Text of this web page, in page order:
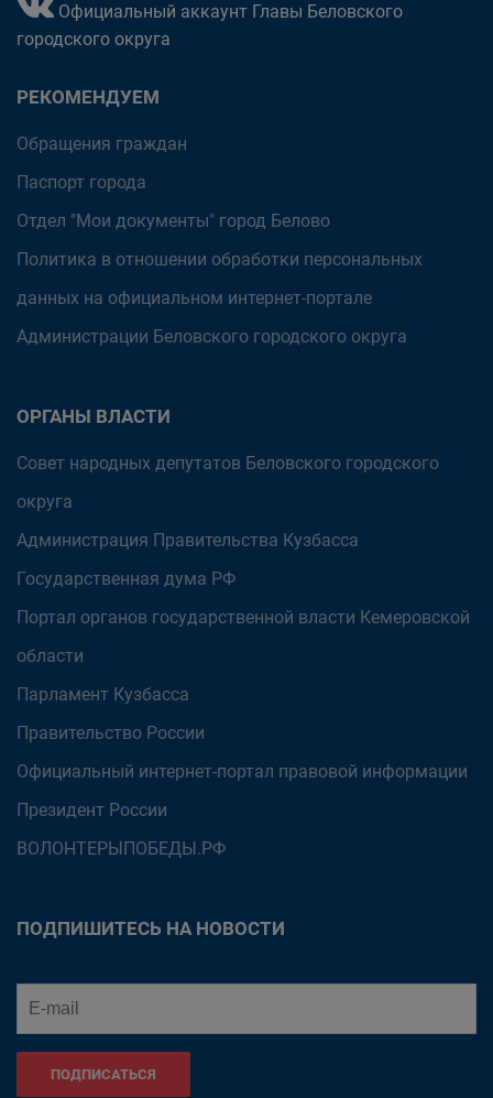
Официальный аккаунт Главы Беловского
городского округа
РЕКОМЕНДУЕМ
Обращения граждан
Паспорт города
Отдел "Мои документы" город Белово
Политика в отношении обработки персональных
данных на официальном интернет-портале
Администрации Беловского городского округа
ОРГАНЫ ВЛАСТИ
Совет народных депутатов Беловского городского
округа
Администрация Правительства Кузбасса
Государственная дума РФ
Портал органов государственной власти Кемеровской
области
Парламент Кузбасса
Правительство России
Официальный интернет-портал правовой информации
Президент России
ВОЛОНТЕРЫПОБЕДЫ.РФ
ПОДПИШИТЕСЬ НА НОВОСТИ
ПОДПИСАТЬСЯ